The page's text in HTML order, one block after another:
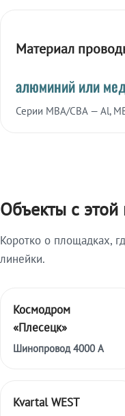
Материал
алюминий или
Серии МВА/СВА — Al,
Объекты с
Коротко о площадках,
линейки.
Космодром
«Плесецк»
Шинопровод 4000 А
Kvartal WEST